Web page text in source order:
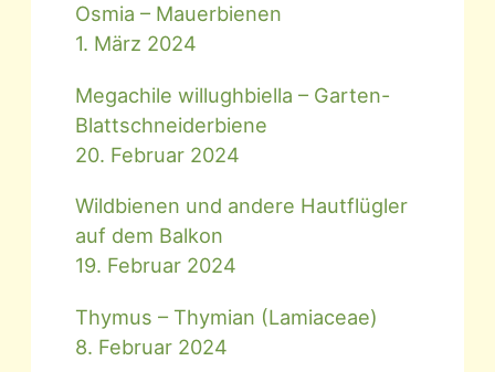
Osmia – Mauerbienen
1. März 2024
Megachile willughbiella – Garten-
Blattschneiderbiene
20. Februar 2024
Wildbienen und andere Hautflügler
auf dem Balkon
19. Februar 2024
Thymus – Thymian (Lamiaceae)
8. Februar 2024